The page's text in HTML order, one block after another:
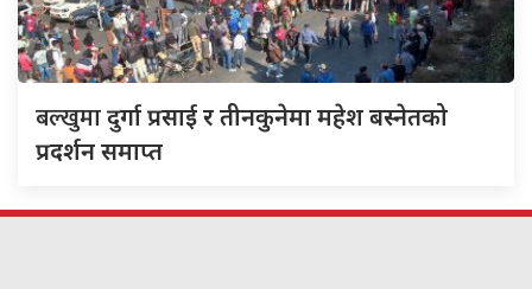
बल्खुमादुर्गा प्रसाई र तीनकुनेमा महेश बस्नेतको
प्रदर्शन समाप्त